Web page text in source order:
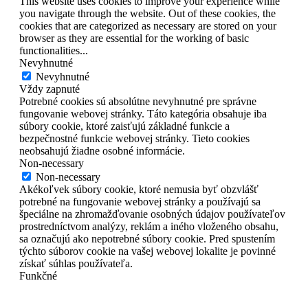
you navigate through the website. Out of these cookies, the
cookies that are categorized as necessary are stored on your
browser as they are essential for the working of basic
functionalities...
Nevyhnutné
Nevyhnutné
Vždy zapnuté
Potrebné cookies sú absolútne nevyhnutné pre správne
fungovanie webovej stránky. Táto kategória obsahuje iba
súbory cookie, ktoré zaisťujú základné funkcie a
bezpečnostné funkcie webovej stránky. Tieto cookies
neobsahujú žiadne osobné informácie.
Non-necessary
Non-necessary
Akékoľvek súbory cookie, ktoré nemusia byť obzvlášť
potrebné na fungovanie webovej stránky a používajú sa
špeciálne na zhromažďovanie osobných údajov používateľov
prostredníctvom analýzy, reklám a iného vloženého obsahu,
sa označujú ako nepotrebné súbory cookie. Pred spustením
týchto súborov cookie na vašej webovej lokalite je povinné
získať súhlas používateľa.
Funkčné